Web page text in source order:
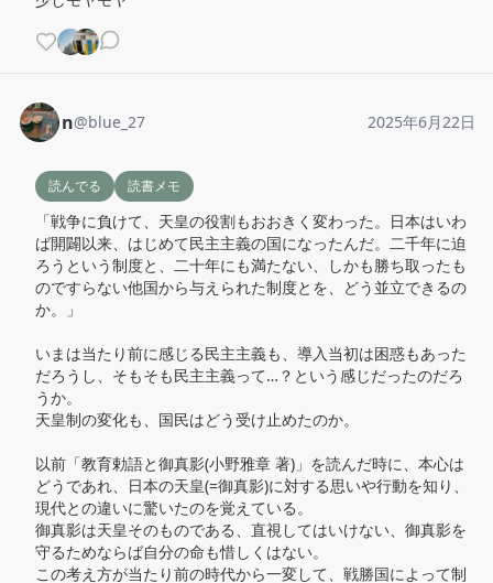
n@blue_27 2025年6月22日
読んでる 読書メモ
「戦争に負けて、天皇の役割もおおきく変わった。日本はいわ
ば開闢以来、はじめて民主主義の国になったんだ。二千年に迫
ろうという制度と、二十年にも満たない、しかも勝ち取ったも
のですらない他国から与えられた制度とを、どう並立できるの
か。」
いまは当たり前に感じる民主主義も、導入当初は困惑もあった
だろうし、そもそも民主主義って…？という感じだったのだろ
うか。
天皇制の変化も、国民はどう受け止めたのか。
以前「教育勅語と御真影(小野雅章 著)」を読んだ時に、本心は
どうであれ、日本の天皇(=御真影)に対する思いや行動を知り、
現代との違いに驚いたのを覚えている。
御真影は天皇そのものである、直視してはいけない、御真影を
守るためならば自分の命も惜しくはない。
この考え方が当たり前の時代から一変して、戦勝国によって制